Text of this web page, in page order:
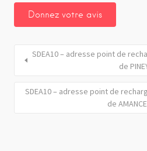
SDEA10 – adresse point de
de
SDEA10 – adresse point de
de AMANCE